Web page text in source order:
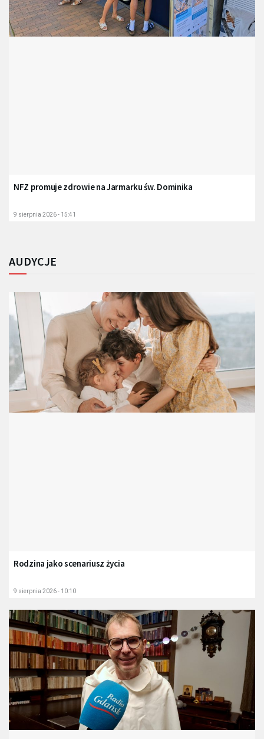
NFZ promuje zdrowie na Jarmarku św. Dominika
9 sierpnia 2026 - 15:41
AUDYCJE
Rodzina jako scenariusz życia
9 sierpnia 2026 - 10:10